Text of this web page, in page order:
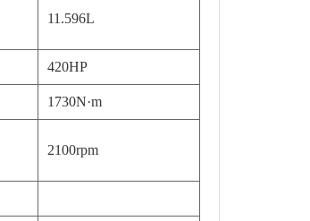
11.596L
420HP
1730N·m
2100rpm